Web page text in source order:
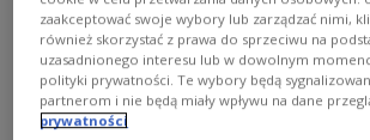
zaakceptować swoje wybory lub zarządzać nimi,
również skorzystać z prawa do sprzeciwu na
uzasadnionego interesu lub w dowolnym
polityki prywatności. Te wybory będą
partnerom i nie będą miały wpływu na dane
prywatności